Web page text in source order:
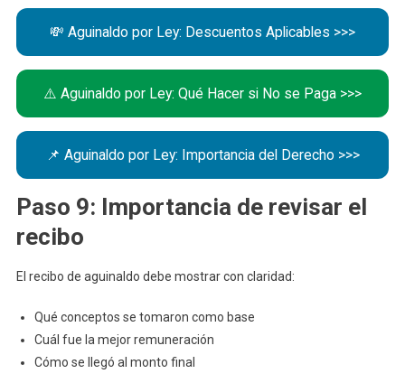
💸 Aguinaldo por Ley: Descuentos Aplicables >>>
⚠️ Aguinaldo por Ley: Qué Hacer si No se Paga >>>
📌 Aguinaldo por Ley: Importancia del Derecho >>>
Paso 9: Importancia de revisar el
recibo
El recibo de aguinaldo debe mostrar con claridad:
Qué conceptos se tomaron como base
Cuál fue la mejor remuneración
Cómo se llegó al monto final